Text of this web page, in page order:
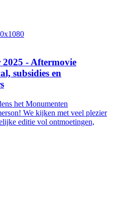
- Aftermovie
subsidies en
het Monumenten
We kijken met veel plezier
editie vol ontmoetingen,